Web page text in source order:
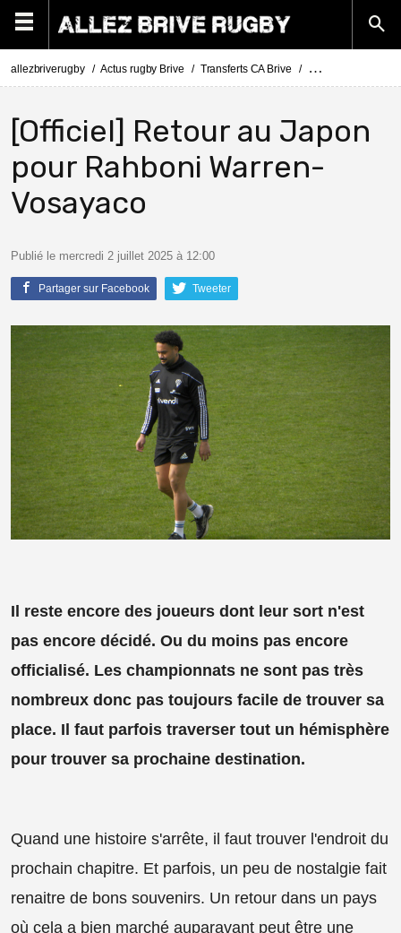
allezbriverugby Actus rugby Brive Transferts CA Brive Actus Transferts
[Officiel] Retour au Japon
pour Rahboni Warren-
Vosayaco
Publié le mercredi 2 juillet 2025 à 12:00
Partager sur Facebook Tweeter
Il reste encore des joueurs dont leur sort n'est
pas encore décidé. Ou du moins pas encore
officialisé. Les championnats ne sont pas très
nombreux donc pas toujours facile de trouver sa
place. Il faut parfois traverser tout un hémisphère
pour trouver sa prochaine destination.
Quand une histoire s'arrête, il faut trouver l'endroit du
prochain chapitre. Et parfois, un peu de nostalgie fait
renaitre de bons souvenirs. Un retour dans un pays
où cela a bien marché auparavant peut être une